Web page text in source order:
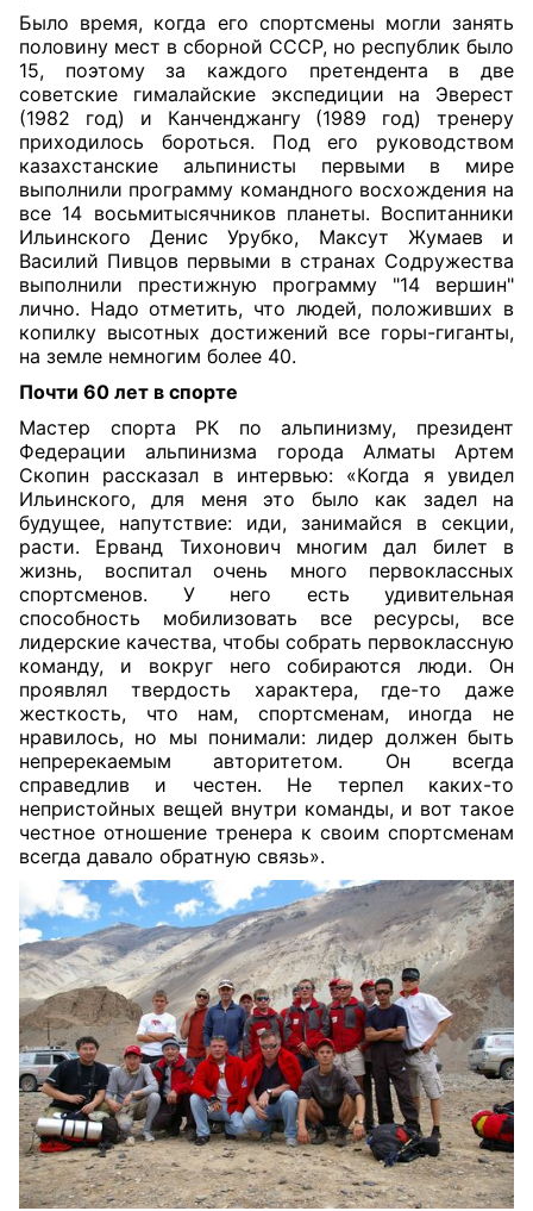
Было время, когда его спортсмены могли занять
половину мест в сборной СССР, но республик было
15, поэтому за каждого претендента в две
советские гималайские экспедиции на Эверест
(1982 год) и Канченджангу (1989 год) тренеру
приходилось бороться. Под его руководством
казахстанские альпинисты первыми в мире
выполнили программу командного восхождения на
все 14 восьмитысячников планеты. Воспитанники
Ильинского Денис Урубко, Максут Жумаев и
Василий Пивцов первыми в странах Содружества
выполнили престижную программу "14 вершин"
лично. Надо отметить, что людей, положивших в
копилку высотных достижений все горы-гиганты,
на земле немногим более 40.
Почти 60 лет в спорте
Мастер спорта РК по альпинизму, президент
Федерации альпинизма города Алматы Артем
Скопин рассказал в интервью: «Когда я увидел
Ильинского, для меня это было как задел на
будущее, напутствие: иди, занимайся в секции,
расти. Ерванд Тихонович многим дал билет в
жизнь, воспитал очень много первоклассных
спортсменов. У него есть удивительная
способность мобилизовать все ресурсы, все
лидерские качества, чтобы собрать первоклассную
команду, и вокруг него собираются люди. Он
проявлял твердость характера, где-то даже
жесткость, что нам, спортсменам, иногда не
нравилось, но мы понимали: лидер должен быть
непререкаемым авторитетом. Он всегда
справедлив и честен. Не терпел каких-то
непристойных вещей внутри команды, и вот такое
честное отношение тренера к своим спортсменам
всегда давало обратную связь».